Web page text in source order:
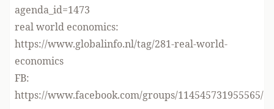
agenda_id=1473
real world economics:
https://www.globalinfo.nl/tag/281-real-world-
economics
FB:
https://www.facebook.com/groups/114545731955565/